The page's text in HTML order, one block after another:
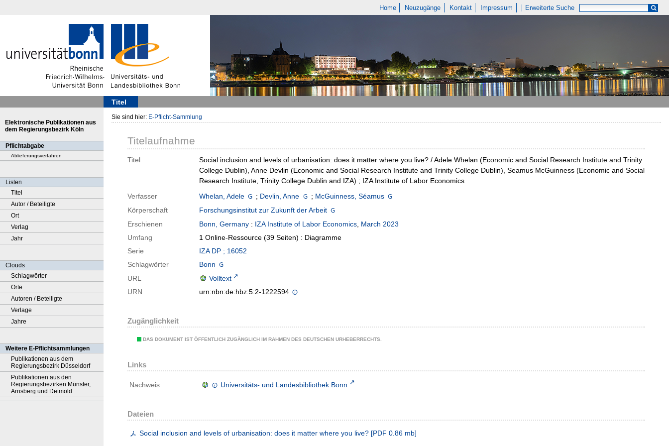
Home Neuzugänge Kontakt Impressum Erweiterte Suche
Titel
Elektronische Publikationen aus
dem Regierungsbezirk Köln
Pflichtabgabe
Ablieferungsverfahren
Listen
Titel
Autor / Beteiligte
Ort
Verlag
Jahr
Clouds
Schlagwörter
Orte
Autoren / Beteiligte
Verlage
Jahre
Weitere E-Pflichtsammlungen
Publikationen aus dem
Regierungsbezirk Düsseldorf
Publikationen aus den
Regierungsbezirken Münster,
Arnsberg und Detmold
Sie sind hier: E-Pflicht-Sammlung
Titelaufnahme
Titel
Social inclusion and levels of urbanisation: does it matter where you live? / Adele Whelan (Economic and Social Research Institute and Trinity
College Dublin), Anne Devlin (Economic and Social Research Institute and Trinity College Dublin), Seamus McGuinness (Economic and Social
Research Institute, Trinity College Dublin and IZA) ; IZA Institute of Labor Economics
Verfasser
Whelan, Adele ; Devlin, Anne ; McGuinness, Séamus
Körperschaft
Forschungsinstitut zur Zukunft der Arbeit
Erschienen
Bonn, Germany : IZA Institute of Labor Economics, March 2023
Umfang
1 Online-Ressource (39 Seiten) : Diagramme
Serie
IZA DP ; 16052
Schlagwörter
Bonn
URL
Volltext
URN
urn:nbn:de:hbz:5:2-1222594
Zugänglichkeit
DAS DOKUMENT IST ÖFFENTLICH ZUGÄNGLICH IM RAHMEN DES DEUTSCHEN URHEBERRECHTS.
Links
Nachweis Universitäts- und Landesbibliothek Bonn
Dateien
Social inclusion and levels of urbanisation: does it matter where you live? [PDF 0.86 mb]